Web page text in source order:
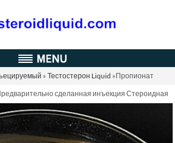
» Тестостерон Liquid »Пропионат
сделанная инъекция Стероидная